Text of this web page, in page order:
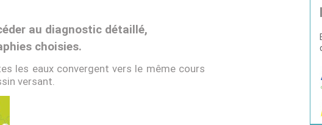
au diagnostic détaillé,
choisies.
les eaux convergent vers le même cours
versant.